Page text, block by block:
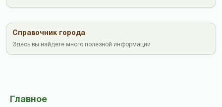
Справочник города
Здесь вы найдете много полезной информации
Главное